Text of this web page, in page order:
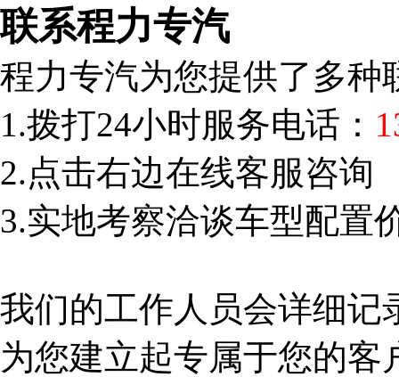
联系程力专汽
程力专汽为您提供了多种
1.拨打24小时服务电话：
2.点击右边在线客服咨询
3.实地考察洽谈车型配置
我们的工作人员会详细记
为您建立起专属于您的